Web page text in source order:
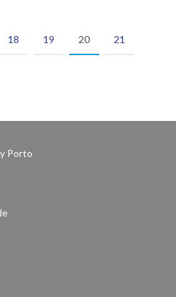
18 19 20 21
Porto